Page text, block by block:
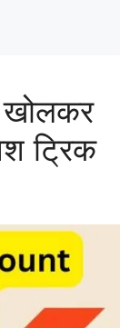
ट्रिक